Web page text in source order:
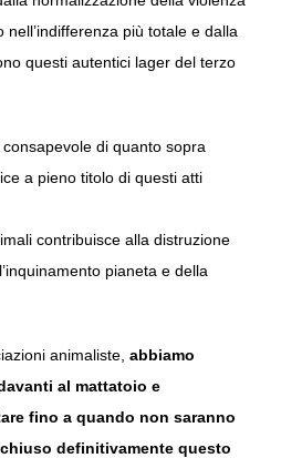
più totale e dalla
questi autentici lager del terzo
di quanto sopra
a pieno titolo di questi atti
contribuisce alla distruzione
pianeta e della
animaliste, abbiamo
al mattatoio e
fino a quando non saranno
definitivamente questo